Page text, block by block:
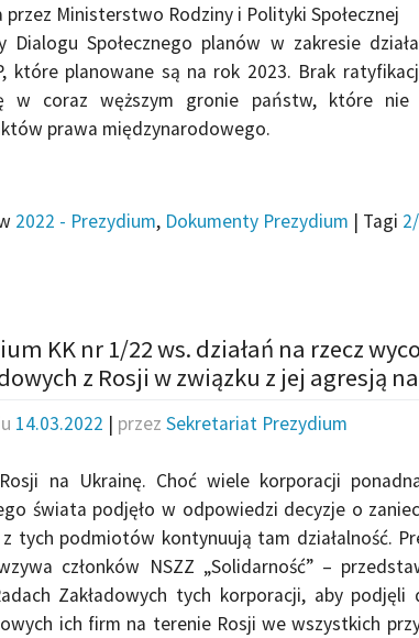
Ministerstwo Rodziny i Polityki Społecznej
Dialogu Społecznego planów w zakresie
które planowane są na rok 2023. Brak
w coraz węższym gronie państw, które nie
prawa międzynarodowego.
2022 - Prezydium, Dokumenty Prezydium | Tagi
KK nr 1/22 ws. działań na rzecz
z Rosji w związku z jej agresją
14.03.2022 | przez Sekretariat Prezydium
na Ukrainę. Choć wiele korporacji
świata podjęło w odpowiedzi decyzje o
tych podmiotów kontynuują tam działalność.
członków NSZZ „Solidarność” –
Zakładowych tych korporacji, aby podjęli
ich firm na terenie Rosji we wszystkich